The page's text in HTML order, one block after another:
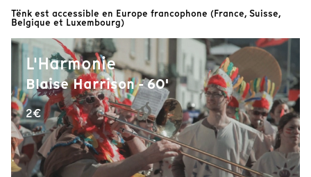
Tënk est accessible en Europe francophone (France, Suisse,
Belgique et Luxembourg)
L'Harmonie
Blaise Harrison - 60'
2€